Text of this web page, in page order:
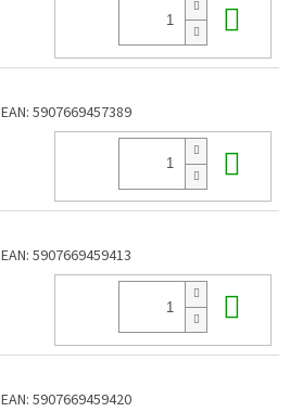
EAN: 5907669457389
EAN: 5907669459413
EAN: 5907669459420